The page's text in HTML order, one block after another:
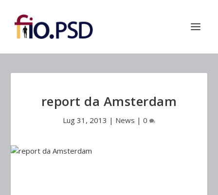
report da Amsterdam
Lug 31, 2013 | News | 0